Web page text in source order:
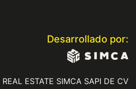
Desarrollado por:
REAL ESTATE SIMCA SAPI DE CV